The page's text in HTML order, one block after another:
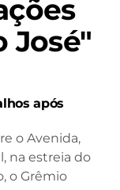
José"
após
o Avenida,
na estreia do
o Grêmio